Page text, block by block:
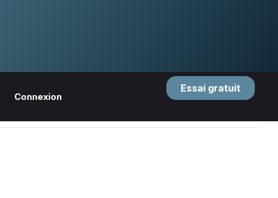
Connexion
Essai gratuit